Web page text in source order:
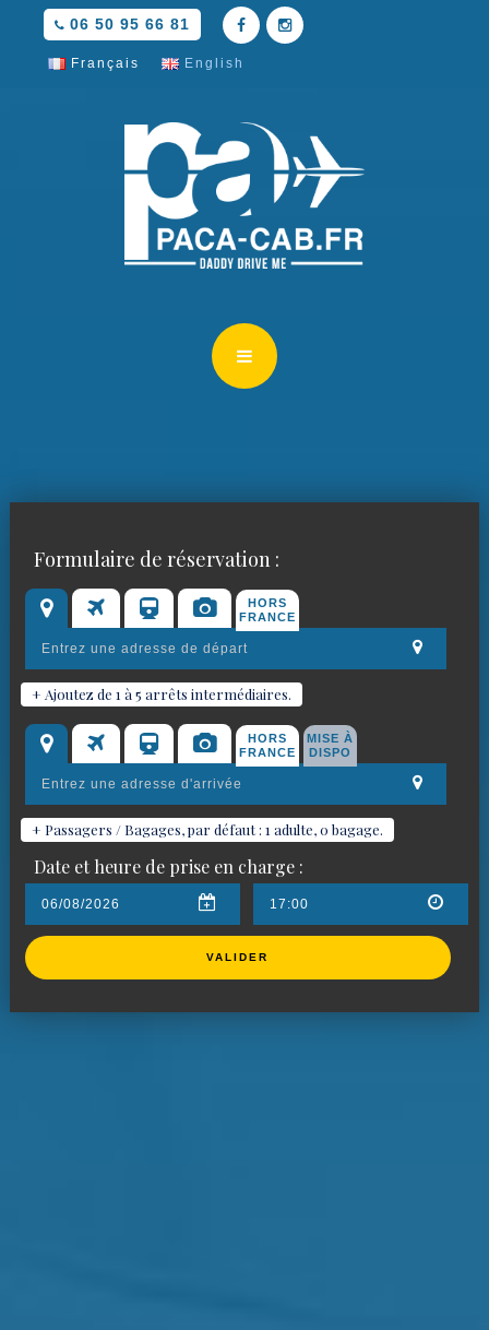
06 50 95 66 81
Français English
Réservez votre chauffeur VTC
pour Mougins
Formulaire de réservation :
HORS
FRANCE
+ Ajoutez de 1 à 5 arrêts intermédiaires.
HORS
FRANCE
MISE À
DISPO
+ Passagers / Bagages, par défaut : 1 adulte, 0 bagage.
Date et heure de prise en charge :
VALIDER